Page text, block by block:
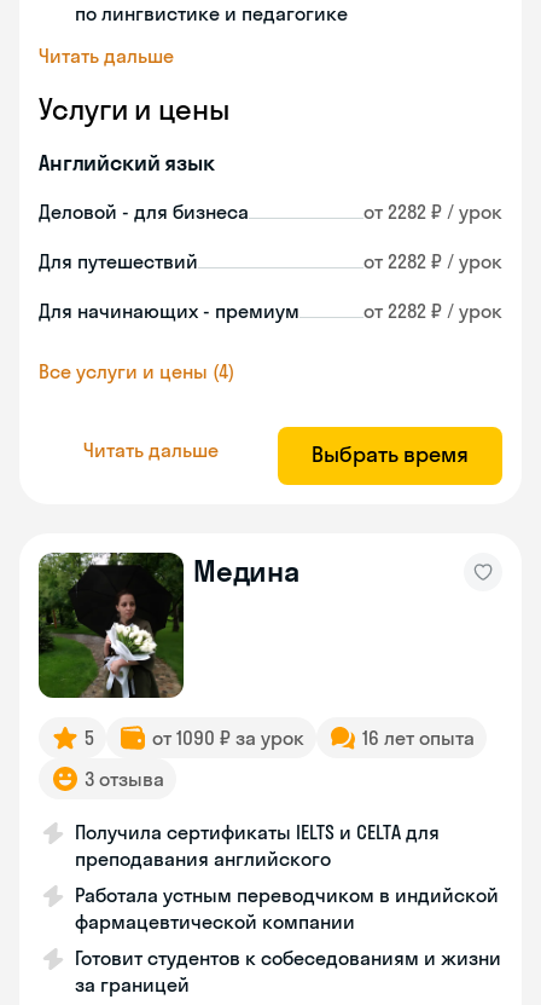
по лингвистике и педагогике
Читать дальше
Услуги и цены
Английский язык
Деловой - для бизнеса от 2282 ₽ / урок
Для путешествий от 2282 ₽ / урок
Для начинающих - премиум от 2282 ₽ / урок
Все услуги и цены (4)
Читать дальше Выбрать время
Медина
5 от 1090 ₽ за урок
16 лет опыта
3 отзыва
Получила сертификаты IELTS и CELTA для
преподавания английского
Работала устным переводчиком в индийской
фармацевтической компании
Готовит студентов к собеседованиям и жизни
за границей